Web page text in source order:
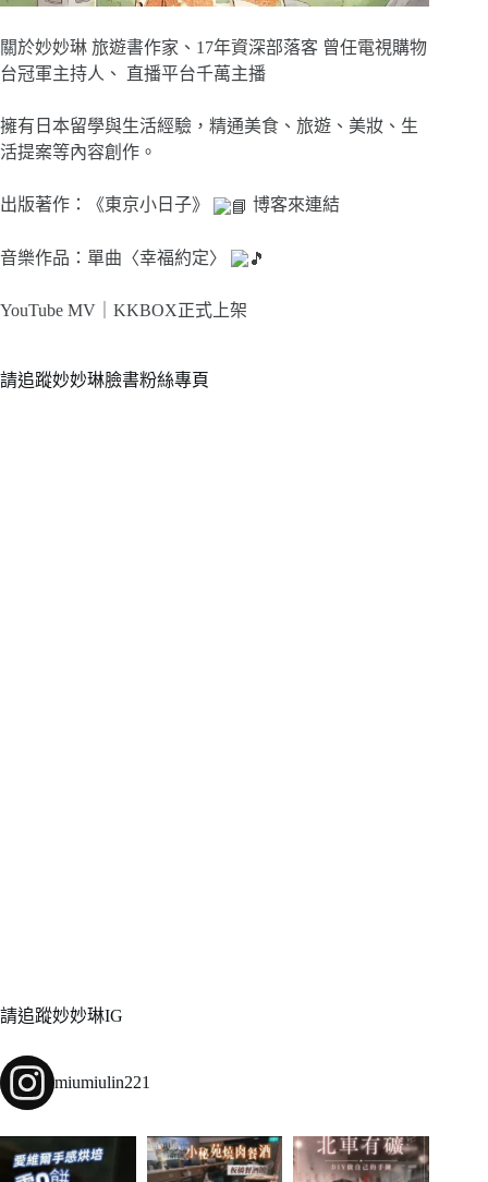
關於妙妙琳 旅遊書作家、17年資深部落客 曾任電視購物
台冠軍主持人、 直播平台千萬主播
擁有日本留學與生活經驗，精通美食、旅遊、美妝、生
活提案等內容創作。
出版著作：《東京小日子》 博客來連結
音樂作品：單曲〈幸福約定〉
YouTube MV｜ KKBOX正式上架
請追蹤妙妙琳臉書粉絲專頁
請追蹤妙妙琳IG
miumiulin221